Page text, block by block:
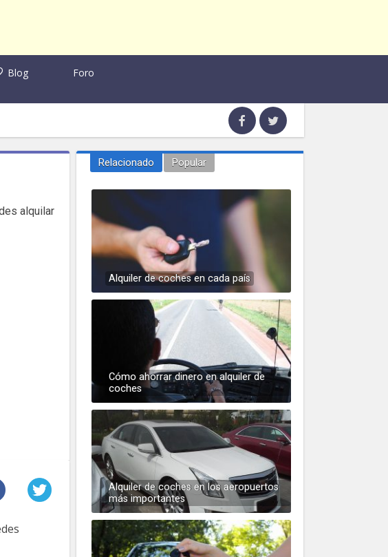
Blog Foro
alquilar
Relacionado Popular
Alquiler de coches en cada país
Cómo ahorrar dinero en alquiler de
coches
Alquiler de coches en los aeropuertos
más importantes